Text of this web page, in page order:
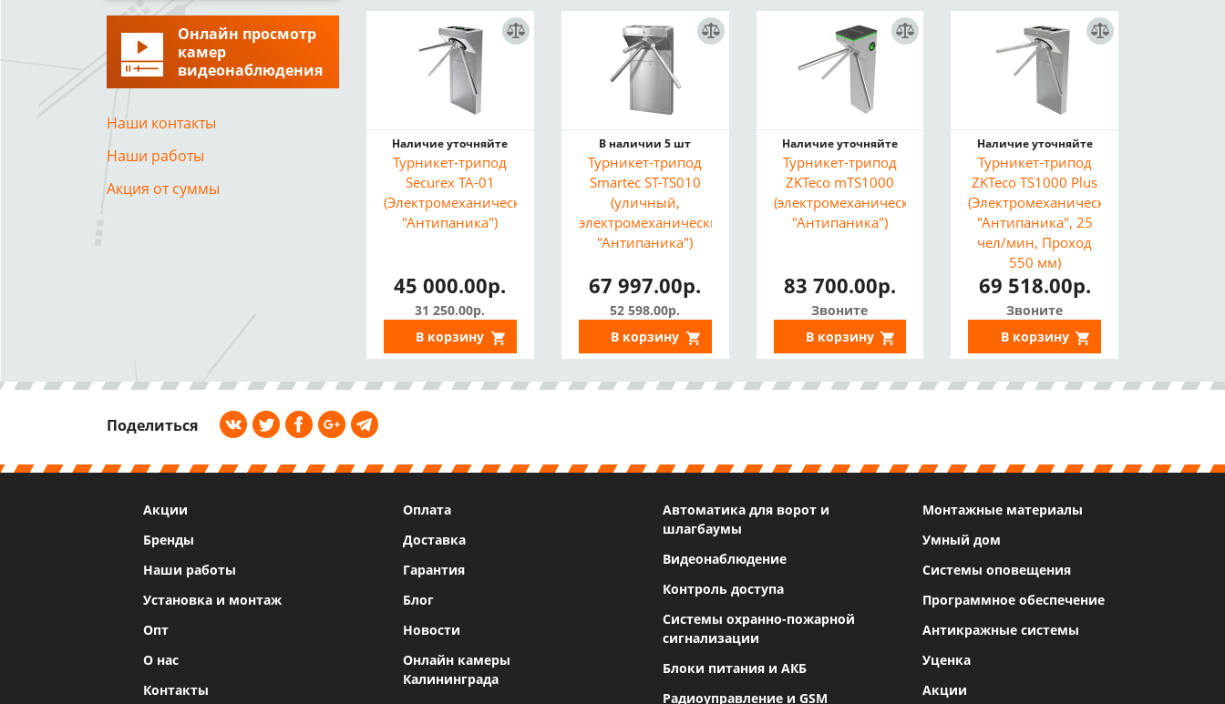
Онлайн просмотр
камер
видеонаблюдения
Наши контакты
Наши работы
Акция от суммы
Наличие уточняйте
Турникет-трипод
Securex TA-01
(Электромеханический,
"Антипаника")
45 000.00р.
31 250.00р.
В корзину
В наличии 5 шт
Турникет-трипод
Smartec ST-TS010
(уличный,
электромеханический,
"Антипаника")
67 997.00р.
52 598.00р.
В корзину
Наличие уточняйте
Турникет-трипод
ZKTeco mTS1000
(электромеханический,
"Антипаника")
83 700.00р.
Звоните
В корзину
Наличие уточняйте
Турникет-трипод
ZKTeco TS1000 Plus
(Электромеханический,
"Антипаника", 25
чел/мин, Проход
550 мм)
69 518.00р.
Звоните
В корзину
Поделиться
Акции
Бренды
Наши работы
Установка и монтаж
Опт
О нас
Контакты
Оплата
Доставка
Гарантия
Блог
Новости
Онлайн камеры
Калининграда
Автоматика для ворот и
шлагбаумы
Видеонаблюдение
Контроль доступа
Системы охранно-пожарной
сигнализации
Блоки питания и АКБ
Радиоуправление и GSM
Монтажные материалы
Умный дом
Системы оповещения
Программное обеспечение
Антикражные системы
Уценка
Акции